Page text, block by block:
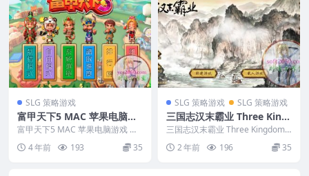
SLG 策略游戏
富甲天下5 MAC 苹果电脑游
戏 繁体中文版 支援10.13 10.
14 10.15 11 12
富甲天下5 MAC 苹果电脑游戏 繁
体中文版 支援10.13 10.14 10....
4 年前 193 35
SLG 策略游戏 SLG 策略游戏
三国志汉末霸业 Three King
doms: The Last Warlord M
AC游戏 苹果电脑游戏 适配系
统15
三国志汉末霸业 Three Kingdoms:
2 年前 196 35